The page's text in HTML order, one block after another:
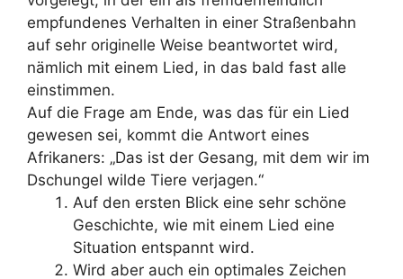
empfundenes Verhalten in einer Straßenbahn
auf sehr originelle Weise beantwortet wird,
nämlich mit einem Lied, in das bald fast alle
einstimmen.
Auf die Frage am Ende, was das für ein Lied
gewesen sei, kommt die Antwort eines
Afrikaners: „Das ist der Gesang, mit dem wir im
Dschungel wilde Tiere verjagen.“
Auf den ersten Blick eine sehr schöne
Geschichte, wie mit einem Lied eine
Situation entspannt wird.
Wird aber auch ein optimales Zeichen